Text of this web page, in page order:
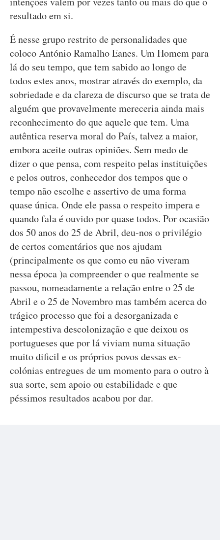
resultado em si.
É nesse grupo restrito de personalidades que
coloco António Ramalho Eanes. Um Homem para
lá do seu tempo, que tem sabido ao longo de
todos estes anos, mostrar através do exemplo, da
sobriedade e da clareza de discurso que se trata de
alguém que provavelmente mereceria ainda mais
reconhecimento do que aquele que tem. Uma
autêntica reserva moral do País, talvez a maior,
embora aceite outras opiniões. Sem medo de
dizer o que pensa, com respeito pelas instituições
e pelos outros, conhecedor dos tempos que o
tempo não escolhe e assertivo de uma forma
quase única. Onde ele passa o respeito impera e
quando fala é ouvido por quase todos. Por ocasião
dos 50 anos do 25 de Abril, deu-nos o privilégio
de certos comentários que nos ajudam
(principalmente os que como eu não viveram
nessa época )a compreender o que realmente se
passou, nomeadamente a relação entre o 25 de
Abril e o 25 de Novembro mas também acerca do
trágico processo que foi a desorganizada e
intempestiva descolonização e que deixou os
portugueses que por lá viviam numa situação
muito dificil e os próprios povos dessas ex-
colónias entregues de um momento para o outro à
sua sorte, sem apoio ou estabilidade e que
péssimos resultados acabou por dar.